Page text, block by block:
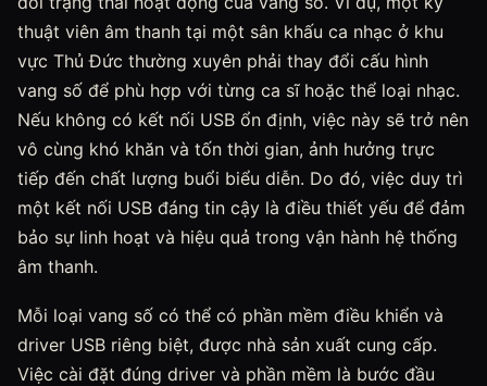
thuật viên âm thanh tại một sân khấu ca nhạc ở khu
vực Thủ Đức thường xuyên phải thay đổi cấu hình
vang số để phù hợp với từng ca sĩ hoặc thể loại nhạc.
Nếu không có kết nối USB ổn định, việc này sẽ trở nên
vô cùng khó khăn và tốn thời gian, ảnh hưởng trực
tiếp đến chất lượng buổi biểu diễn. Do đó, việc duy trì
một kết nối USB đáng tin cậy là điều thiết yếu để đảm
bảo sự linh hoạt và hiệu quả trong vận hành hệ thống
âm thanh.
Mỗi loại vang số có thể có phần mềm điều khiển và
driver USB riêng biệt, được nhà sản xuất cung cấp.
Việc cài đặt đúng driver và phần mềm là bước đầu